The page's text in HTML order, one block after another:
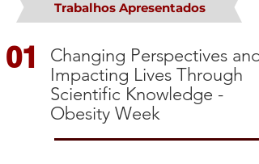
Trabalhos Apresentados
01
Changing Perspectives and
Impacting Lives Through
Scientific Knowledge -
Obesity Week